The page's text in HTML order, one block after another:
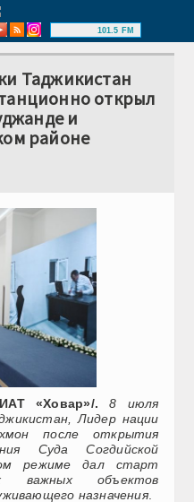
101.5 FM
Таджикистан
открыл
и
районе
«Ховар»/.
8 июля
Лидер нации
после открытия
Суда Согдийской
режиме дал старт
важных объектов
назначения.